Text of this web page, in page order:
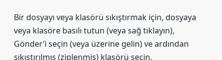
Bir dosyayı veya klasörü sıkıştırmak için, dosyaya
veya klasöre basılı tutun (veya sağ tıklayın),
Gönder’i seçin (veya üzerine gelin) ve ardından
sıkıştırılmış (ziplenmiş) klasörü seçin.